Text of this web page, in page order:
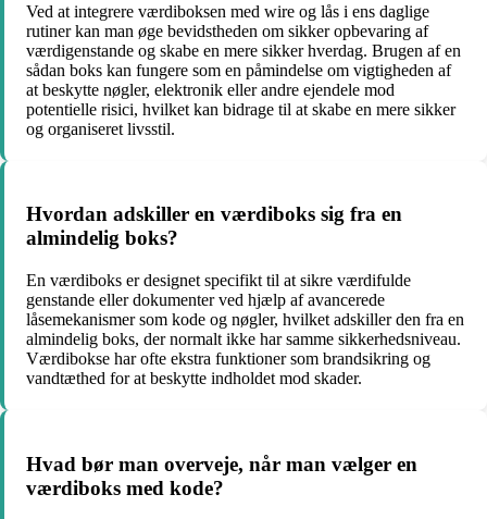
Ved at integrere værdiboksen med wire og lås i ens daglige
rutiner kan man øge bevidstheden om sikker opbevaring af
værdigenstande og skabe en mere sikker hverdag. Brugen af en
sådan boks kan fungere som en påmindelse om vigtigheden af
at beskytte nøgler, elektronik eller andre ejendele mod
potentielle risici, hvilket kan bidrage til at skabe en mere sikker
og organiseret livsstil.
Hvordan adskiller en værdiboks sig fra en
almindelig boks?
En værdiboks er designet specifikt til at sikre værdifulde
genstande eller dokumenter ved hjælp af avancerede
låsemekanismer som kode og nøgler, hvilket adskiller den fra en
almindelig boks, der normalt ikke har samme sikkerhedsniveau.
Værdibokse har ofte ekstra funktioner som brandsikring og
vandtæthed for at beskytte indholdet mod skader.
Hvad bør man overveje, når man vælger en
værdiboks med kode?